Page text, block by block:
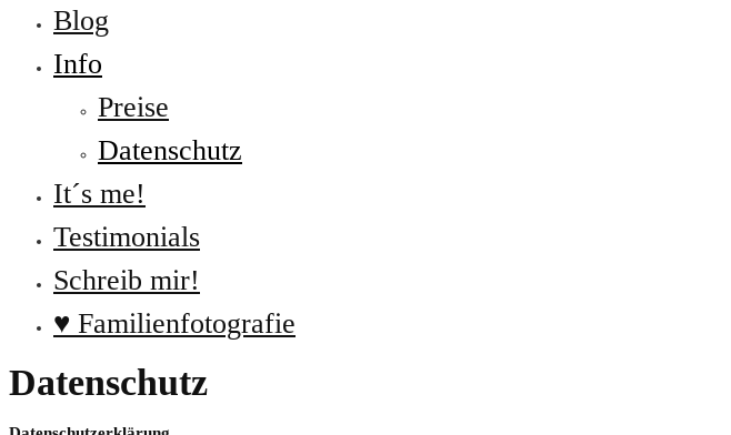
Blog
Info
Preise
Datenschutz
It´s me!
Testimonials
Schreib mir!
♥ Familienfotografie
Datenschutz